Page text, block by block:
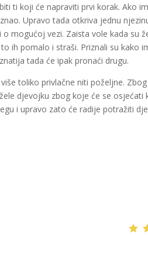
ti koji će napraviti prvi korak. Ako
Upravo tada otkriva jednu
mogućoj vezi. Zaista vole kada su
ih pomalo i straši. Priznali su kako
tada će ipak pronaći drugu.
toliko privlačne niti poželjne.
djevojku zbog koje će se osjećati
i upravo zato će radije potražiti